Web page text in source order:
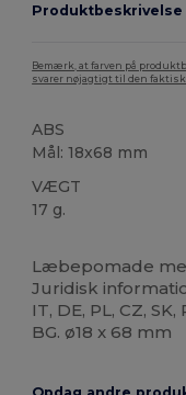
Produktbeskrivelse
Bemærk, at farven på
svarer nøjagtigt til den
ABS
Mål: 18x68 mm
VÆGT
17 g.
Læbepomade
Juridisk
IT, DE, PL, CZ, SK,
BG. ø18 x 68 mm